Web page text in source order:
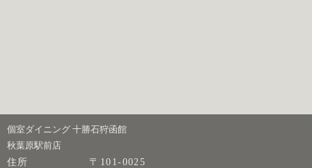
個室ダイニング 十勝石狩函館
秋葉原駅前店
住所
〒101-0025